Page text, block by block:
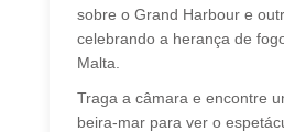
sobre o Grand Harbour e
celebrando a herança de
Malta.
Traga a câmara e encontre
beira-mar para ver o